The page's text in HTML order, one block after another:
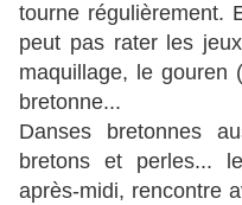
tourne régulièrement.
peut pas rater les
maquillage, le gouren
bretonne...
Danses bretonnes
bretons et perles...
après-midi, rencontre